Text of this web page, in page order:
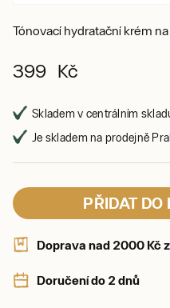
Tónovací hydratační krém
399 Kč
Skladem v centrálním
Je skladem na prodejně
PŘIDAT DO
Doprava nad 2000 Kč
Doručení do 2 dnů